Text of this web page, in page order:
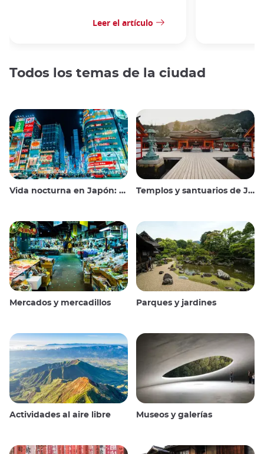
Leer el artículo
Todos los temas de la ciudad
Vida nocturna en Japón: salir, ver y beber Templos y santuarios de Japón
Mercados y mercadillos Parques y jardines
Actividades al aire libre Museos y galerías